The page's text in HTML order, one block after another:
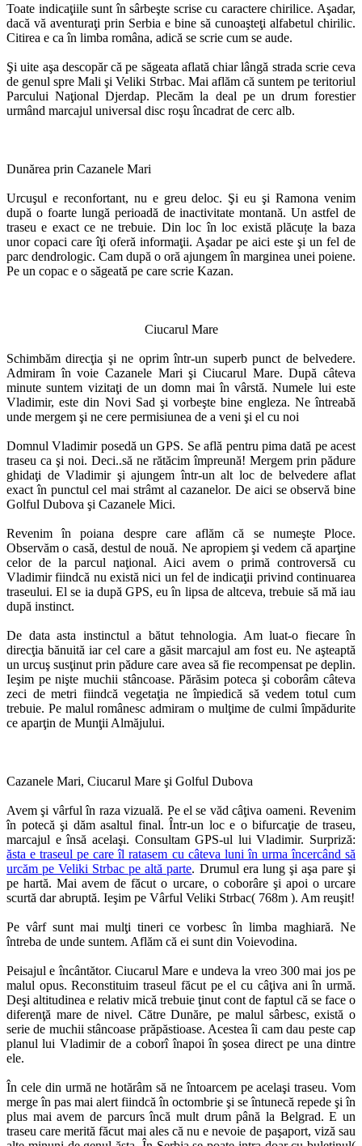
Toate indicaţiile sunt în sârbeşte scrise cu caractere chirilice. Aşadar,
dacă vă aventuraţi prin Serbia e bine să cunoaşteţi alfabetul chirilic.
Citirea e ca în limba româna, adică se scrie cum se aude.
Şi uite aşa descopăr că pe săgeata aflată chiar lângă strada scrie ceva
de genul spre Mali şi Veliki Strbac. Mai aflăm că suntem pe teritoriul
Parcului Naţional Djerdap. Plecăm la deal pe un drum forestier
urmând marcajul universal disc roşu încadrat de cerc alb.
Dunărea prin Cazanele Mari
Urcuşul e reconfortant, nu e greu deloc. Şi eu şi Ramona venim
după o foarte lungă perioadă de inactivitate montană. Un astfel de
traseu e exact ce ne trebuie. Din loc în loc există plăcuțe la baza
unor copaci care îţi oferă informaţii. Aşadar pe aici este şi un fel de
parc dendrologic. Cam după o oră ajungem în marginea unei poiene.
Pe un copac e o săgeată pe care scrie Kazan.
Ciucarul Mare
Schimbăm direcţia şi ne oprim într-un superb punct de belvedere.
Admiram în voie Cazanele Mari şi Ciucarul Mare. După câteva
minute suntem vizitaţi de un domn mai în vârstă. Numele lui este
Vladimir, este din Novi Sad şi vorbeşte bine engleza. Ne întreabă
unde mergem şi ne cere permisiunea de a veni şi el cu noi
Domnul Vladimir posedă un GPS. Se află pentru pima dată pe acest
traseu ca şi noi. Deci..să ne rătăcim împreună! Mergem prin pădure
ghidaţi de Vladimir şi ajungem într-un alt loc de belvedere aflat
exact în punctul cel mai strâmt al cazanelor. De aici se observă bine
Golful Dubova şi Cazanele Mici.
Revenim în poiana despre care aflăm că se numeşte Ploce.
Observăm o casă, destul de nouă. Ne apropiem şi vedem că aparţine
celor de la parcul naţional. Aici avem o primă controversă cu
Vladimir fiindcă nu există nici un fel de indicaţii privind continuarea
traseului. El se ia după GPS, eu în lipsa de altceva, trebuie să mă iau
după instinct.
De data asta instinctul a bătut tehnologia. Am luat-o fiecare în
direcţia bănuită iar cel care a găsit marcajul am fost eu. Ne aşteaptă
un urcuş susţinut prin pădure care avea să fie recompensat pe deplin.
Ieşim pe nişte muchii stâncoase. Părăsim poteca şi coborâm câteva
zeci de metri fiindcă vegetaţia ne împiedică să vedem totul cum
trebuie. Pe malul românesc admiram o mulţime de culmi împădurite
ce aparţin de Munţii Almăjului.
Cazanele Mari, Ciucarul Mare şi Golful Dubova
Avem şi vârful în raza vizuală. Pe el se văd câţiva oameni. Revenim
în potecă şi dăm asaltul final. Într-un loc e o bifurcaţie de traseu,
marcajul e însă acelaşi. Consultam GPS-ul lui Vladimir. Surpriză:
ăsta e traseul pe care îl ratasem cu câteva luni în urma încercând să
urcăm pe Veliki Strbac pe altă parte. Drumul era lung şi aşa pare şi
pe hartă. Mai avem de făcut o urcare, o coborâre şi apoi o urcare
scurtă dar abruptă. Ieşim pe Vârful Veliki Strbac( 768m ). Am reuşit!
Pe vârf sunt mai mulţi tineri ce vorbesc în limba maghiară. Ne
întreba de unde suntem. Aflăm că ei sunt din Voievodina.
Peisajul e încântător. Ciucarul Mare e undeva la vreo 300 mai jos pe
malul opus. Reconstituim traseul făcut pe el cu câţiva ani în urmă.
Deşi altitudinea e relativ mică trebuie ţinut cont de faptul că se face o
diferenţă mare de nivel. Către Dunăre, pe malul sârbesc, există o
serie de muchii stâncoase prăpăstioase. Acestea îi cam dau peste cap
planul lui Vladimir de a coborî înapoi în şosea direct pe una dintre
ele.
În cele din urmă ne hotărâm să ne întoarcem pe acelaşi traseu. Vom
merge în pas mai alert fiindcă în octombrie şi se întunecă repede şi în
plus mai avem de parcurs încă mult drum până la Belgrad. E un
traseu care merită făcut mai ales că nu e nevoie de paşaport, viză sau